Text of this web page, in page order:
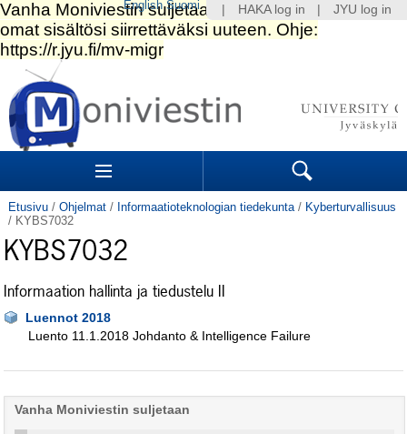
Siirry
sisältöön.
|
Siirry
navigointiin
Sections Search
Etusivu / Ohjelmat / Informaatioteknologian tiedekunta / Kyberturvallisuus
/ KYBS7032
KYBS7032
Informaation hallinta ja tiedustelu II
Luennot 2018
Luento 11.1.2018 Johdanto & Intelligence Failure
Vanha Moniviestin suljetaan
HAKA log in JYU log in
English Suomi